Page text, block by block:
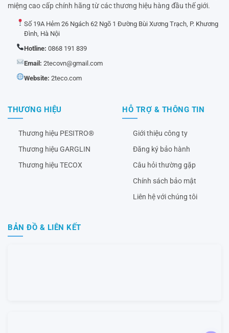
miệng cao cấp chính hãng từ các thương hiệu hàng đầu thế giới.
Số 19A Hẻm 26 Ngách 62 Ngõ 1 Đường Bùi Xương Trạch, P. Khương
Đình, Hà Nội
Hotline: 0868 191 839
Email: 2tecovn@gmail.com
Website: 2teco.com
THƯƠNG HIỆU
Thương hiệu PESITRO®
Thương hiệu GARGLIN
Thương hiệu TECOX
HỖ TRỢ & THÔNG TIN
Giới thiệu công ty
Đăng ký bảo hành
Câu hỏi thường gặp
Chính sách bảo mật
Liên hệ với chúng tôi
BẢN ĐỒ & LIÊN KẾT